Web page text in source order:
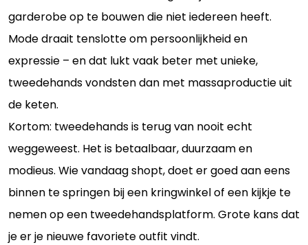
garderobe op te bouwen die niet iedereen heeft.
Mode draait tenslotte om persoonlijkheid en
expressie – en dat lukt vaak beter met unieke,
tweedehands vondsten dan met massaproductie uit
de keten.
Kortom: tweedehands is terug van nooit echt
weggeweest. Het is betaalbaar, duurzaam en
modieus. Wie vandaag shopt, doet er goed aan eens
binnen te springen bij een kringwinkel of een kijkje te
nemen op een tweedehandsplatform. Grote kans dat
je er je nieuwe favoriete outfit vindt.